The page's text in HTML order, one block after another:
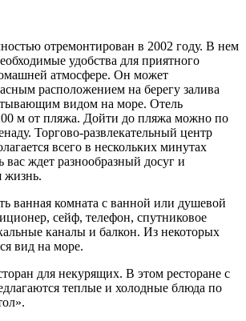
отремонтирован в 2002 году. В нем
удобства для приятного
атмосфере. Он может
расположением на берегу залива
видом на море. Отель
м от пляжа. Дойти до пляжа можно по
Торгово-развлекательный центр
всего в нескольких минутах
вас ждет разнообразный досуг и
жизнь.
ванная комната с ванной или душевой
сейф, телефон, спутниковое
каналы и балкон. Из некоторых
вид на море.
для некурящих. В этом ресторане с
теплые и холодные блюда по